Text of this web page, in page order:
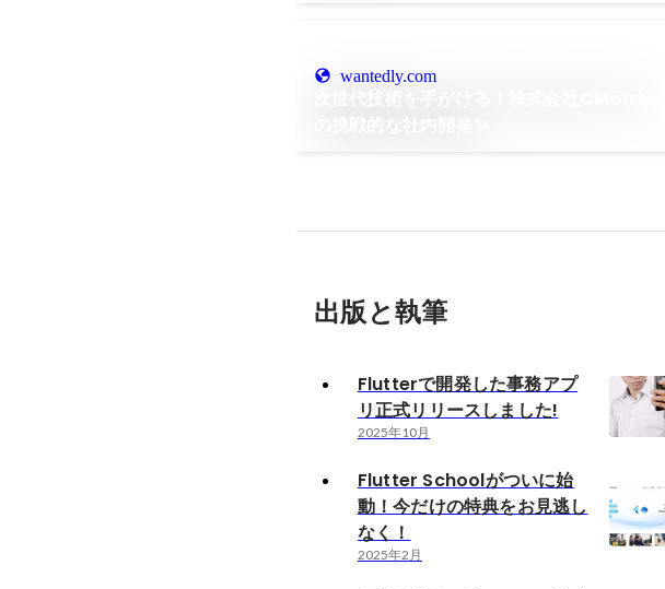
wantedly.com
出版と執筆
Flutterで開発した事務アプ
リ正式リリースしました!
2025年10月
Flutter Schoolがついに始
動！今だけの特典をお見逃し
なく！
2025年2月